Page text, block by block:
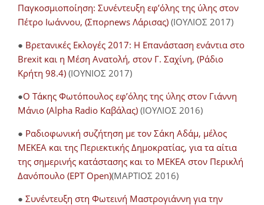
Παγκοσμιοποίηση: Συνέντευξη εφ’όλης της ύλης στον
Πέτρο Ιωάννου, (Σπορnews Λάρισας) (ΙΟΥΛΙΟΣ 2017)
● Βρετανικές Εκλογές 2017: Η Επανάσταση ενάντια στο
Brexit και η Μέση Ανατολή, στον Γ. Σαχίνη, (Ράδιο
Κρήτη 98.4) (ΙΟΥΝΙΟΣ 2017)
●O Τάκης Φωτόπουλος εφ’όλης της ύλης στον Γιάννη
Μάνιο (Alpha Radio Καβάλας) (ΙΟΥΛΙΟΣ 2016)
● Ραδιοφωνική συζήτηση με τον Σάκη Αδάμ, μέλος
ΜΕΚΕΑ και της Περιεκτικής Δημοκρατίας, για τα αίτια
της σημερινής κατάστασης και το ΜΕΚΕΑ στον Περικλή
Δανόπουλο (ΕΡΤ Open)(ΜΑΡΤΙΟΣ 2016)
● Συνέντευξη στη Φωτεινή Μαστρογιάννη για την